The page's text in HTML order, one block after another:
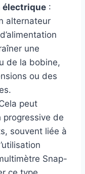
électrique :
alternateur
une
de la bobine,
ou des
peut
progressive de
souvent liée à
Snap-